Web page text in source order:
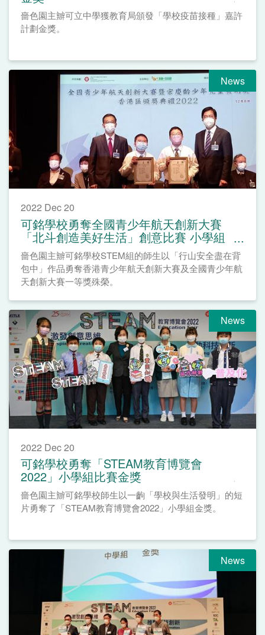
嗇色園主辧可立中學獲教育局頒發「學校疫苗接種」嘉許
計劃金獎。
News
2022 Dec 20
可銘學校勇奪全國青少年航天創新大賽
「北斗創造美好生活」創意比賽 小學組
一等獎
嗇色園主辧可銘學校STEM組的師生以「行山安全盡在背
包中」作品勇奪香港青少年航天創新大賽及全國青少年航
天創新大賽一等獎殊榮。
News
2022 Dec 20
可銘學校勇奪「STEAM教育博覽會
2022」小學組比賽金獎
嗇色園主辧可銘學校師生以一齣「學校與生活發明」的短
片勇奪了「STEAM教育博覽會2022」小學組金獎。
News